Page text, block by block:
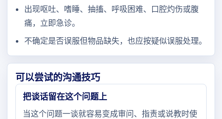
出现呕吐、嗜睡、抽搐、呼吸困难、口腔灼伤或腹
痛，立即急诊。
不确定是否误服但物品缺失，也应按疑似误服处理。
可以尝试的沟通技巧
把谈话留在这个问题上
当这个问题一谈就容易变成审问、指责或说教时使